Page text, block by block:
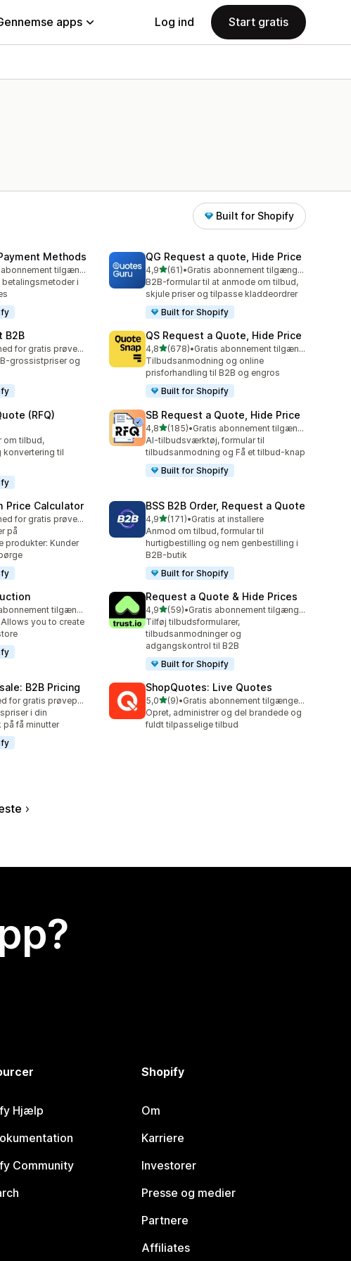
apps Log ind Start gratis
Built for Shopify
Methods
Gratis abonnement tilgængeligt
i
QG Request a quote, Hide Price
4,9ud af 5 stjerner
(61)
61 anmeldelser i alt
•
Gratis abonnement tilgængeligt
B2B-formular til at anmode om tilbud,
skjule priser og tilpasse kladdeordrer
Built for Shopify
B2B
Mulighed for gratis prøveperiode
grossistpriser og
QS Request a Quote, Hide Price
4,8ud af 5 stjerner
(678)
678 anmeldelser i alt
•
Gratis abonnement tilgængeligt
Tilbudsanmodning og online
prisforhandling til B2B og engros
Built for Shopify
(RFQ)
om tilbud,
til
SB Request a Quote, Hide Price
4,8ud af 5 stjerner
(185)
185 anmeldelser i alt
•
Gratis abonnement tilgængeligt
AI-tilbudsværktøj, formular til
tilbudsanmodning og Få et tilbud-knap
Built for Shopify
Price Calculator
Mulighed for gratis prøveperiode
på
produkter: Kunder
BSS B2B Order, Request a Quote
4,9ud af 5 stjerner
(171)
171 anmeldelser i alt
•Gratis at installere
Anmod om tilbud, formular til
hurtigbestilling og nem genbestilling i
B2B-butik
Built for Shopify
Gratis abonnement tilgængeligt
you to create
Request a Quote & Hide Prices
4,9ud af 5 stjerner
(59)
59 anmeldelser i alt
•
Gratis abonnement tilgængeligt
Tilføj tilbudsformularer,
tilbudsanmodninger og
adgangskontrol til B2B
Built for Shopify
B2B Pricing
Mulighed for gratis prøveperiode
i din
på få minutter
ShopQuotes: Live Quotes
5,0ud af 5 stjerner
(9)
9 anmeldelser i alt
•
Gratis abonnement tilgængeligt
Opret, administrer og del brandede og
fuldt tilpasselige tilbud
Hjælp
Community
Shopify
Om
Karriere
Investorer
Presse og medier
Partnere
Affiliates